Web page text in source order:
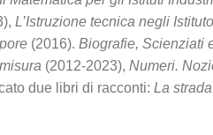
L’Istruzione tecnica negli
(2016). Biografie, Scienziati
(2012-2023), Numeri.
due libri di racconti: La